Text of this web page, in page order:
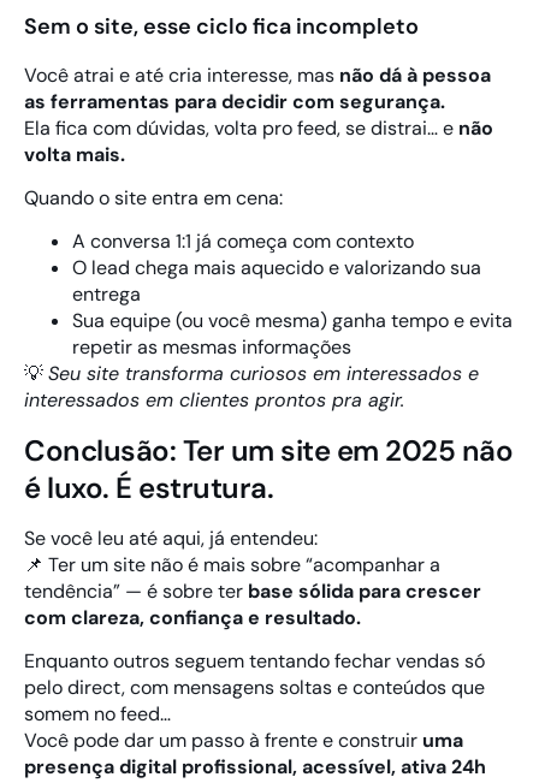
Sem o site, esse ciclo fica incompleto
Você atrai e até cria interesse, mas não dá à pessoa
as ferramentas para decidir com segurança.
Ela fica com dúvidas, volta pro feed, se distrai… e não
volta mais.
Quando o site entra em cena:
A conversa 1:1 já começa com contexto
O lead chega mais aquecido e valorizando sua
entrega
Sua equipe (ou você mesma) ganha tempo e evita
repetir as mesmas informações
💡Seu site transforma curiosos em interessados e
interessados em clientes prontos pra agir.
Conclusão: Ter um site em 2025 não
é luxo. É estrutura.
Se você leu até aqui, já entendeu:
📌 Ter um site não é mais sobre “acompanhar a
tendência” — é sobre ter base sólida para crescer
com clareza, confiança e resultado.
Enquanto outros seguem tentando fechar vendas só
pelo direct, com mensagens soltas e conteúdos que
somem no feed…
Você pode dar um passo à frente e construir uma
presença digital profissional, acessível, ativa 24h